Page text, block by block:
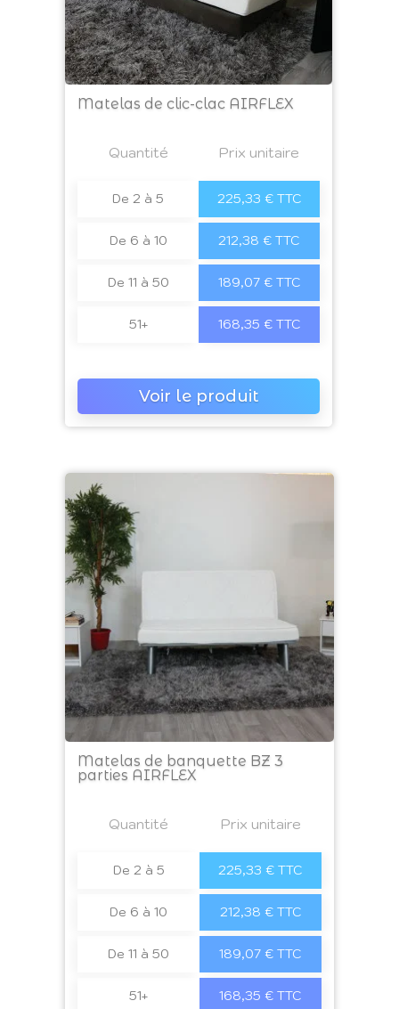
Matelas de clic-clac AIRFLEX
Quantité Prix unitaire
De 2 à 5 225,33 € TTC
De 6 à 10 212,38 € TTC
De 11 à 50 189,07 € TTC
51+ 168,35 € TTC
Voir le produit
Matelas de banquette BZ 3
parties AIRFLEX
Quantité Prix unitaire
De 2 à 5 225,33 € TTC
De 6 à 10 212,38 € TTC
De 11 à 50 189,07 € TTC
51+ 168,35 € TTC